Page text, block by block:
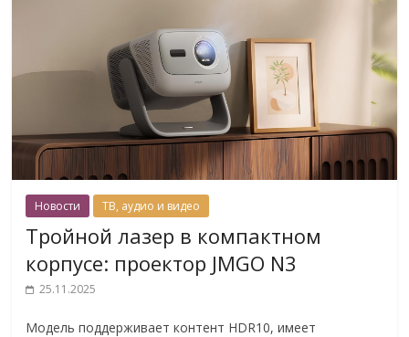
Новости ТВ, аудио и видео
Тройной лазер в компактном
корпусе: проектор JMGO N3
25.11.2025
Модель поддерживает контент HDR10, имеет